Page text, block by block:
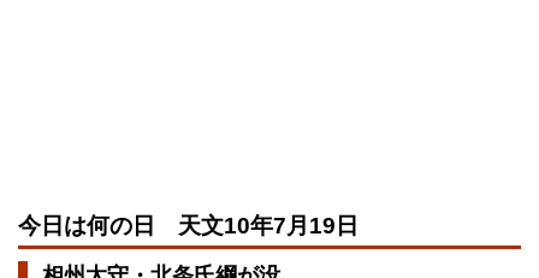
今日は何の日 天文10年7月19日